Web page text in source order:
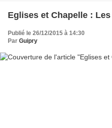
Eglises et Chapelle :
Publié le 26/12/2015 à 14:30
Par Guipry